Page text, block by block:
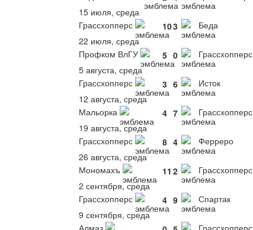
15 июля, среда
Грассхопперс
103 Беда
22 июля, среда
Профком ВлГУ
5 0 Грассхопперс
5 августа, среда
Грассхопперс
3 6 Исток
12 августа, среда
Мальорка
4 7 Грассхопперс
19 августа, среда
Грассхопперс
8 4 Ферреро
26 августа, среда
Мономахъ
11 2 Грассхопперс
2 сентября, среда
Грассхопперс
4 9 Спартак
9 сентября, среда
Алмаз
Грассхопперс